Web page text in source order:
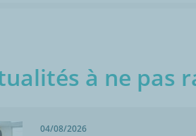
à ne pas
04/08/2026